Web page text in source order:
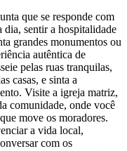
que se responde com
dia, sentir a hospitalidade
grandes monumentos ou
autêntica de
pelas ruas tranquilas,
casas, e sinta a
Visite a igreja matriz,
comunidade, onde você
move os moradores.
a vida local,
com os